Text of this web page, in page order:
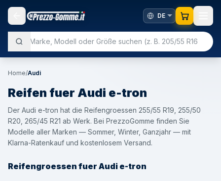
Home/Audi
Reifen fuer Audi e-tron
Der Audi e-tron hat die Reifengroessen 255/55 R19, 255/50
R20, 265/45 R21 ab Werk. Bei PrezzoGomme finden Sie
Modelle aller Marken — Sommer, Winter, Ganzjahr — mit
Klarna-Ratenkauf und kostenlosem Versand.
Reifengroessen fuer Audi e-tron